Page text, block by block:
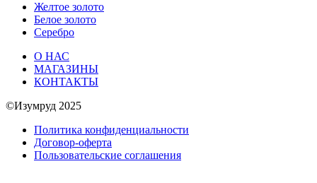
Желтое золото
Белое золото
Серебро
О НАС
МАГАЗИНЫ
КОНТАКТЫ
©Изумруд 2025
Политика конфиденциальности
Договор-оферта
Пользовательские соглашения